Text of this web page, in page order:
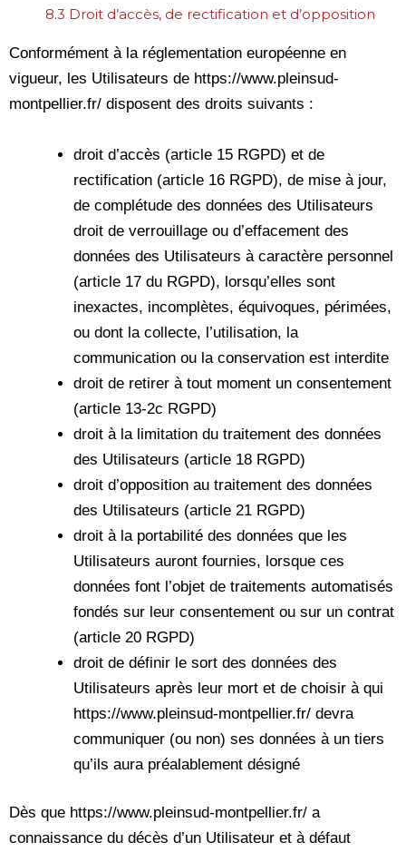
8.3 Droit d’accès, de rectification et d’opposition
Conformément à la réglementation européenne en
vigueur, les Utilisateurs de https://www.pleinsud-
montpellier.fr/ disposent des droits suivants :
droit d’accès (article 15 RGPD) et de
rectification (article 16 RGPD), de mise à jour,
de complétude des données des Utilisateurs
droit de verrouillage ou d’effacement des
données des Utilisateurs à caractère personnel
(article 17 du RGPD), lorsqu’elles sont
inexactes, incomplètes, équivoques, périmées,
ou dont la collecte, l’utilisation, la
communication ou la conservation est interdite
droit de retirer à tout moment un consentement
(article 13-2c RGPD)
droit à la limitation du traitement des données
des Utilisateurs (article 18 RGPD)
droit d’opposition au traitement des données
des Utilisateurs (article 21 RGPD)
droit à la portabilité des données que les
Utilisateurs auront fournies, lorsque ces
données font l’objet de traitements automatisés
fondés sur leur consentement ou sur un contrat
(article 20 RGPD)
droit de définir le sort des données des
Utilisateurs après leur mort et de choisir à qui
https://www.pleinsud-montpellier.fr/ devra
communiquer (ou non) ses données à un tiers
qu’ils aura préalablement désigné
Dès que https://www.pleinsud-montpellier.fr/ a
connaissance du décès d’un Utilisateur et à défaut